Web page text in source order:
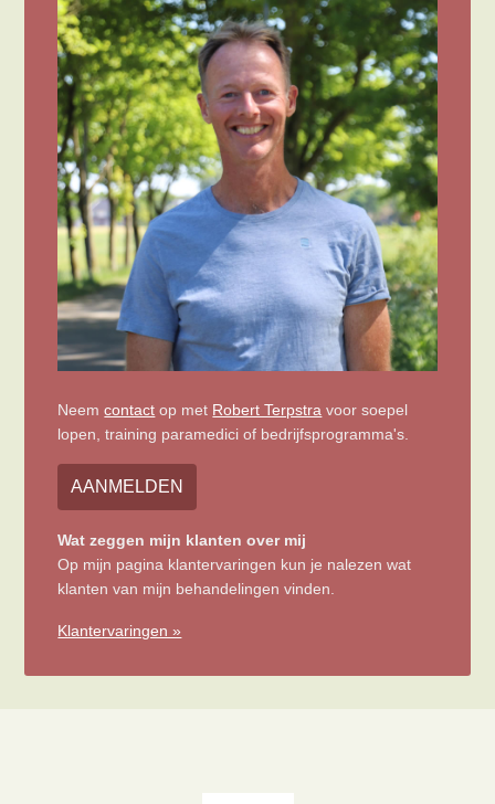
Neemcontact op met Robert Terpstra voor soepel
lopen, training paramedici of bedrijfsprogramma's.
AANMELDEN
Wat zeggen mijn klanten over mij
Op mijn pagina klantervaringen kun je nalezen wat
klanten van mijn behandelingen vinden.
Klantervaringen »